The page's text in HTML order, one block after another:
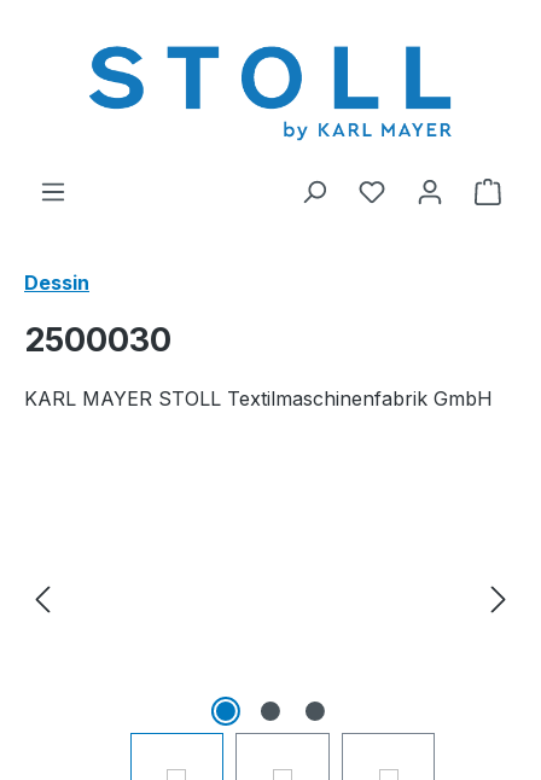
Vous avez 0Le
Dessin
2500030
KARL MAYER STOLL Textilmaschinenfabrik GmbH